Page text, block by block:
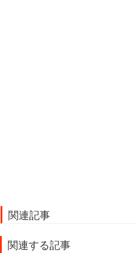
関連記事
関連する記事